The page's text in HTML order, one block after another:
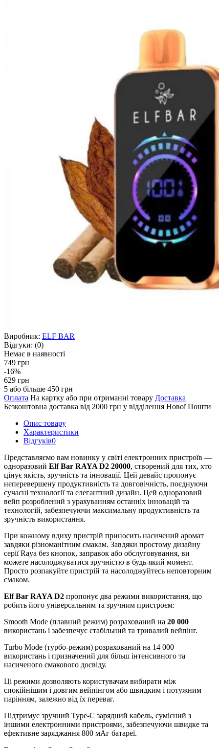
Виробник: ELF BAR
Відгуки: (0)
Немає в наявності
749 грн
-16%
629 грн
5 або більше 450 грн
Оплата На картку або при отриманні товару Доставка
Безкоштовна доставка від 2000 грн у відділення Нової Пошти
Опис товару
Характеристики
Відгуків0
Представляємо вам новинку у світі електронних пристроїв —
одноразовий Elf Bar RAYA D2 20000, створений для тих, хто
цінує якість, зручність та інновації. Цей девайс пропонує
неперевершену продуктивність та довговічність, поєднуючи
сучасні технології та елегантний дизайн. Цей одноразовий
вейп розроблений з урахуванням останніх інновацій та
технологій, забезпечуючи максимальну продуктивність та
зручність використання.
При кожному вдиху пристрій приносить насичений аромат
завдяки різноманітним смакам. Завдяки простому дизайну
серії Raya без кнопок, заправок або обслуговування, ви
можете насолоджуватися зручністю в будь-який момент.
Просто розпакуйте пристрій та насолоджуйтесь неповторним
смаком.
Elf Bar RAYA D2 пропонує два режими використання, що
робить його універсальним та зручним пристроєм:
Smooth Mode (плавний режим) розрахований на 20 000
використань і забезпечує стабільний та тривалий вейпінг.
Turbo Mode (турбо-режим) розрахований на 14 000
використань і призначений для більш інтенсивного та
насиченого смакового досвіду.
Ці режими дозволяють користувачам вибирати між
спокійнішим і довгим вейпінгом або швидким і потужним
парінням, залежно від їх переваг.
Підтримує зручний Type-C зарядний кабель, сумісний з
іншими електронними пристроями, забезпечуючи швидке та
ефективне заряджання 800 мАг батареї.